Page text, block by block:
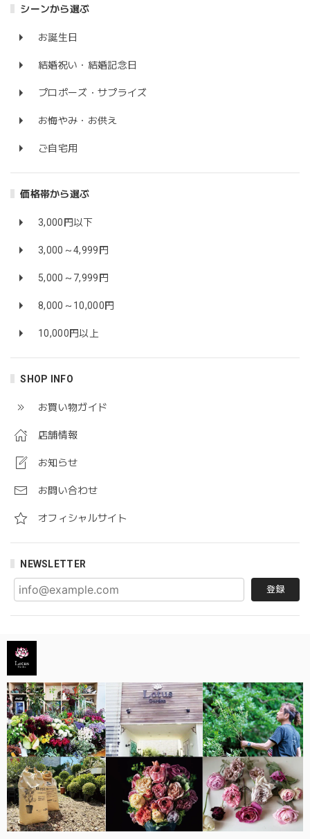
シーンから選ぶ
お誕生日
結婚祝い・結婚記念日
プロポーズ・サプライズ
お悔やみ・お供え
ご自宅用
価格帯から選ぶ
3,000円以下
3,000～4,999円
5,000～7,999円
8,000～10,000円
10,000円以上
SHOP INFO
お買い物ガイド
店舗情報
お知らせ
お問い合わせ
オフィシャルサイト
NEWSLETTER
登録